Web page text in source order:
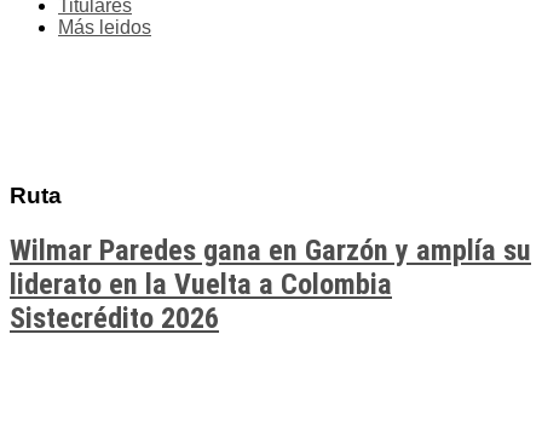
Titulares
Más leidos
Ruta
Wilmar Paredes gana en Garzón y amplía su
liderato en la Vuelta a Colombia
Sistecrédito 2026